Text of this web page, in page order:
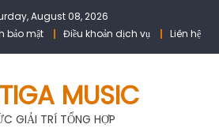
August 08, 2026
bảo mật Điều khoản dịch vụ Liên hệ
MUSIC
GIẢI TRÍ TỔNG HỢP